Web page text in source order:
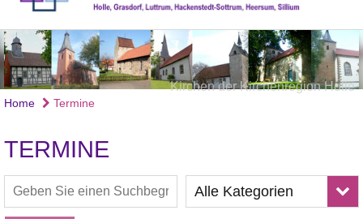
Kirchen der Kirchenregion Holle
Kirche Holle
Orgel St. Martins Kirche Holle
Home Termine
TERMINE
Alle Kategorien